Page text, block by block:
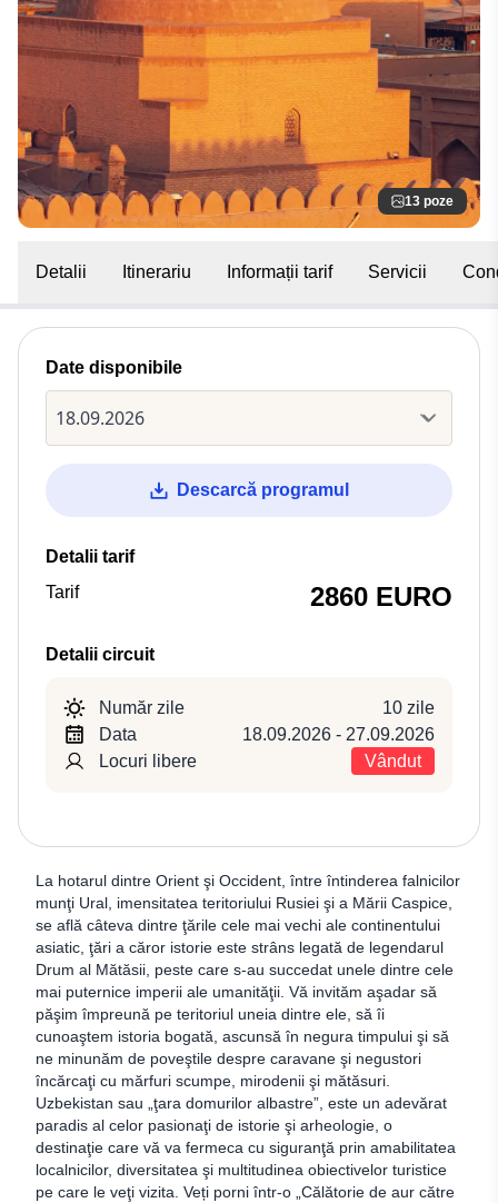
13 poze
Detalii Itinerariu Informații tarif Servicii
La hotarul dintre Orient şi Occident, între întinderea falnicilor
munţi Ural, imensitatea teritoriului Rusiei şi a Mării Caspice,
se află câteva dintre ţările cele mai vechi ale continentului
asiatic, ţări a căror istorie este strâns legată de legendarul
Drum al Mătăsii, peste care s-au succedat unele dintre cele
mai puternice imperii ale umanităţii. Vă invităm aşadar să
păşim împreună pe teritoriul uneia dintre ele, să îi
cunoaştem istoria bogată, ascunsă în negura timpului şi să
ne minunăm de poveştile despre caravane şi negustori
încărcaţi cu mărfuri scumpe, mirodenii şi mătăsuri.
Uzbekistan sau „ţara domurilor albastre”, este un adevărat
paradis al celor pasionaţi de istorie şi arheologie, o
destinaţie care vă va fermeca cu siguranţă prin amabilitatea
localnicilor, diversitatea şi multitudinea obiectivelor turistice
pe care le veţi vizita. Veți porni într-o „Călătorie de aur către
Date disponibile
Descarcă programul
Detalii tarif
Tarif
2860 EURO
Detalii circuit
Număr zile
10 zile
Data
18.09.2026 - 27.09.2026
Locuri libere
Vândut